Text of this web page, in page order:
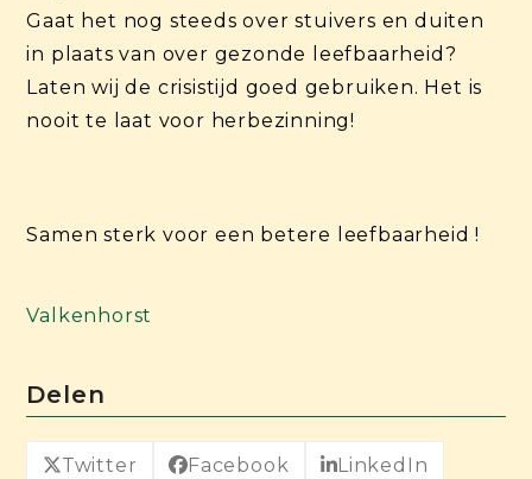
Gaat het nog steeds over stuivers en duiten
in plaats van over gezonde leefbaarheid?
Laten wij de crisistijd goed gebruiken. Het is
nooit te laat voor herbezinning!
Samen sterk voor een betere leefbaarheid !
Valkenhorst
Delen
Twitter Facebook LinkedIn